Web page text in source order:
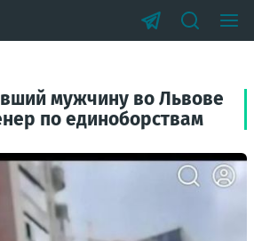
мужчину во Львове
по единоборствам